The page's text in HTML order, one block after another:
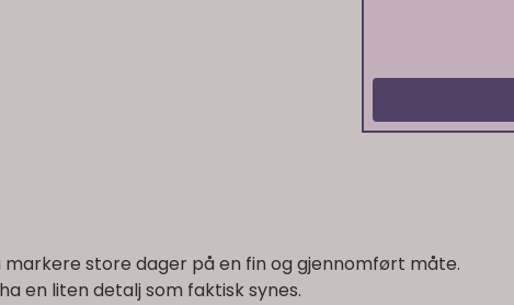
store dager på en fin og gjennomført måte.
en liten detalj som faktisk synes.